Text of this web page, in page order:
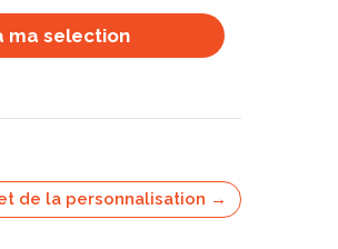
ma selection
de la personnalisation →